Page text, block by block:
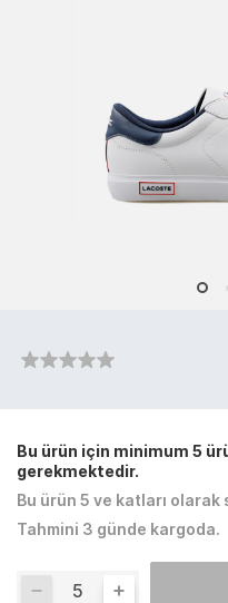
Bu ürün için minimum 5
gerekmektedir.
Bu ürün 5 ve katları
Tahmini 3 günde kargoda.